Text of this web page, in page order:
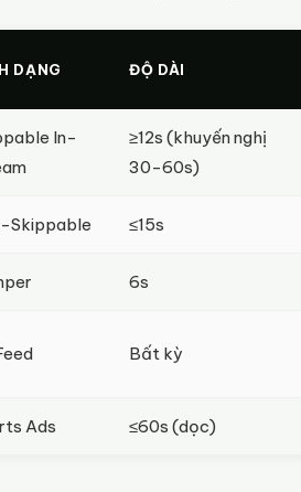
DẠNG ĐỘ DÀI
In-
≥12s (khuyến nghị
30-60s)
Skippable ≤15s
6s
Bất kỳ
Ads ≤60s (dọc)